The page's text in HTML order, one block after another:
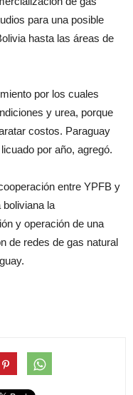
para una posible
hasta las áreas de
por los cuales
y urea, porque
costos. Paraguay
por año, agregó.
entre YPFB y
boliviana la
y operación de una
de redes de gas natural